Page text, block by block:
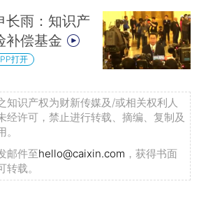
长雨：知识产
补偿基金
打开
知识产权为财新传媒及/或相关权利人
经许可，禁止进行转载、摘编、复制及
邮件至hello@caixin.com ，获得书面
载。